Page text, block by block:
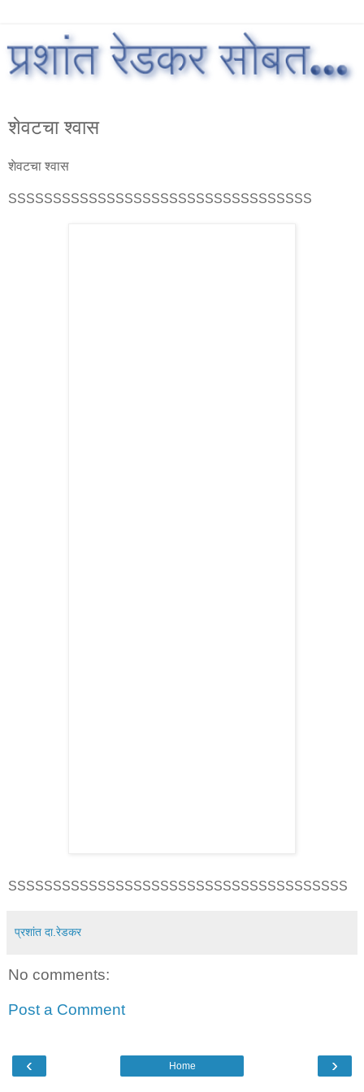
शेवटचा श्वास
शेवटचा श्वास
SSSSSSSSSSSSSSSSSSSSSSSSSSSSSSSSSS
SSSSSSSSSSSSSSSSSSSSSSSSSSSSSSSSSSSSSS
प्रशांत दा.रेडकर
No comments:
Post a Comment
‹ ›
Home